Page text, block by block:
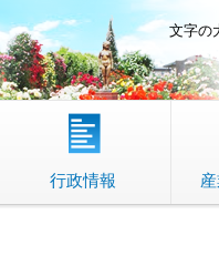
野市 「故郷」のふるさと
文字の
行政情報